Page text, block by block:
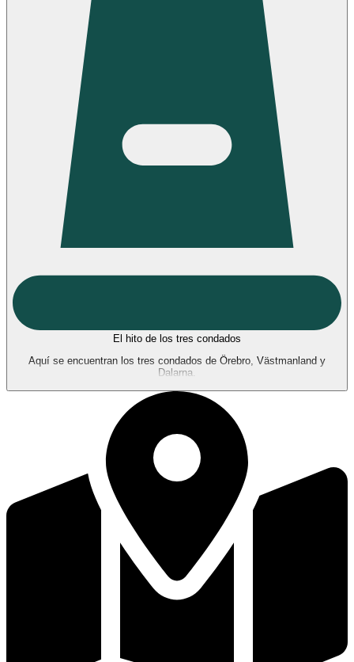
El hito de los tres condados
Aquí se encuentran los tres condados de Örebro, Västmanland y
Dalarna.